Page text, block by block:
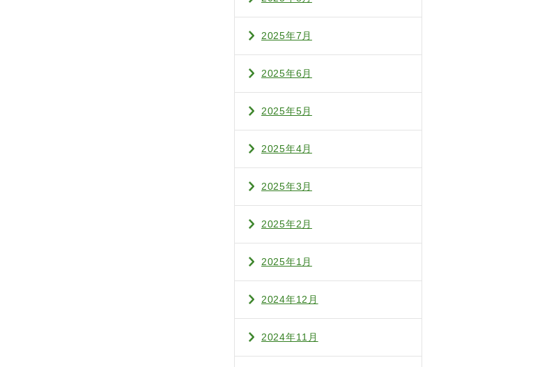
2025年7月
2025年6月
2025年5月
2025年4月
2025年3月
2025年2月
2025年1月
2024年12月
2024年11月